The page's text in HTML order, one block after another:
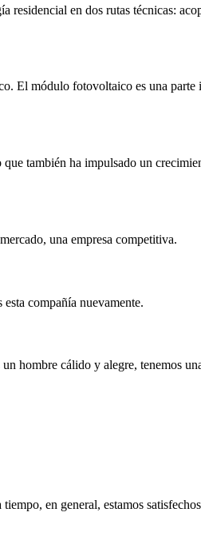
residencial en dos rutas técnicas:
El módulo fotovoltaico es una parte
también ha impulsado un
una empresa competitiva.
compañía nuevamente.
hombre cálido y alegre, tenemos
en general, estamos